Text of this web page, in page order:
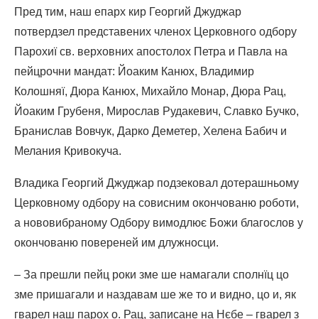
Пред тим, наш епарх кир Георгий Джуджар
потвердзел представених членох Церковного одбору
Парохиї св. верховних апостолох Петра и Павла на
пейцрочни мандат: Йоаким Канюх, Владимир
Колошняї, Дюра Канюх, Михайло Монар, Дюра Рац,
Йоаким Грубеня, Мирослав Рудакевич, Славко Бучко,
Бранислав Вовчук, Дарко Деметер, Хелена Бабич и
Мелания Кривокуча.
Владика Георгий Джуджар подзековал дотерашньому
Церковному одбору на совисним окончованю роботи,
а нововибраному Одбору вимодлює Божи благослов у
окончованю повереней им длужносци.
– За прешли пейц роки зме ше намагали сполнїц цо
зме пришагали и наздавам ше же то и видно, цо и, як
гварел наш парох о. Рац, записане на Нєбе – гварел з